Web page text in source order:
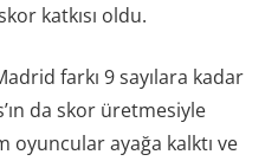
katkısı oldu.
farkı 9 sayılara kadar
da skor üretmesiyle
ayağa kalktı ve